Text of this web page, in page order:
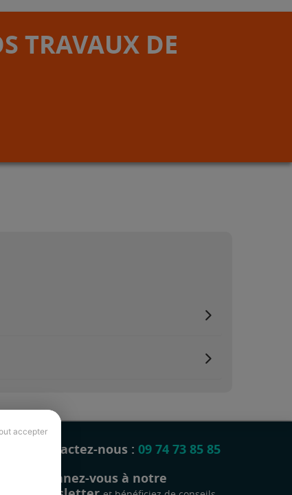
accepter
TRAVAUX DE
Contactez-nous : 09 74 73 85 85
Abonnez-vous à notre